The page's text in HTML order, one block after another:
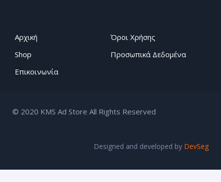
Αρχική
Shop
Επικοινωνία
Όροι Χρήσης
Προσωπικά Δεδομένα
© 2020 KMS Ad Store All Rights Reserved
Designed and developed by DevSeg